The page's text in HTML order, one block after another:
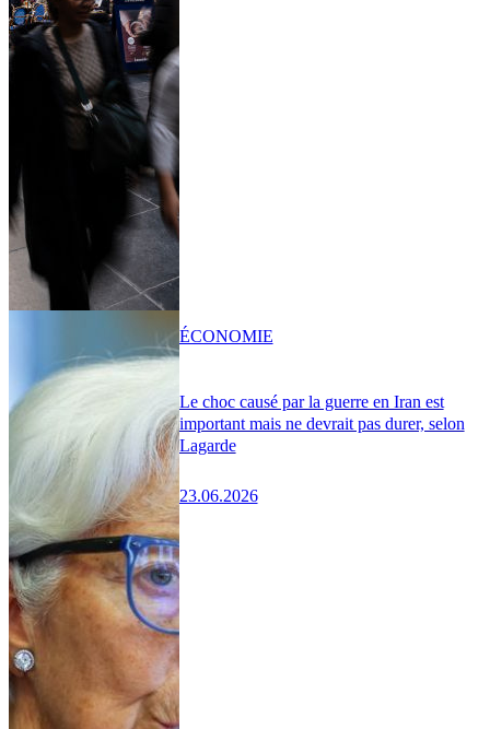
Le choc causé par la guerre en Iran est
important mais ne devrait pas durer, selon
Lagarde
23.06.2026
ÉCONOMIE